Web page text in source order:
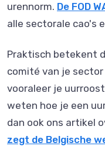
urennorm. De FOD
alle sectorale cao's
Praktisch betekent
comité van je
vooraleer je
weten hoe je een
dan ook ons artikel
zegt de Belgische